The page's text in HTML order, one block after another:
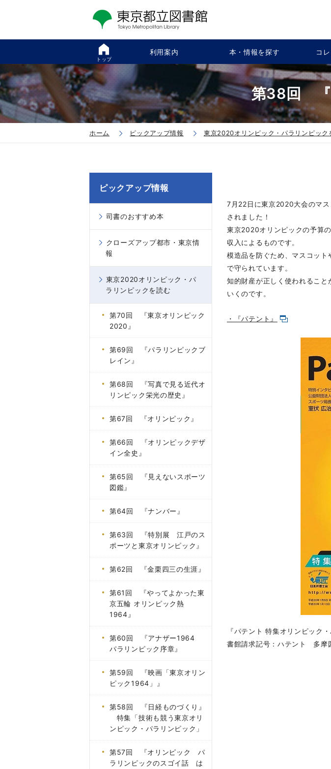
トップ
利用案内 本・情報を探す コ
第38回 『
ホーム ピックアップ情報 東京2020オリンピック・パラリンピック
7月22日に東京2020大会のマ
されました！
東京2020オリンピックの予算
収入によるものです。
模造品を防ぐため、マスコッ
で守られています。
知的財産が正しく使われること
いくのです。
・『パテント』
『パテント 特集オリンピック
書館請求記号：ハテント 多摩
ピックアップ情報
司書のおすすめ本
クローズアップ都市・東京情
報
東京2020オリンピック・パ
ラリンピックを読む
第70回 『東京オリンピック
2020』
第69回 『パラリンピックブ
レイン』
第68回 『写真で見る近代オ
リンピック栄光の歴史』
第67回 『オリンピック』
第66回 『オリンピックデザ
イン全史』
第65回 『見えないスポーツ
図鑑』
第64回 『ナンバー』
第63回 『特別展 江戸のス
ポーツと東京オリンピック』
第62回 『金栗四三の生涯』
第61回 『やってよかった東
京五輪 オリンピック熱
1964』
第60回 『アナザー1964
パラリンピック序章』
第59回 『映画「東京オリン
ピック1964」』
第58回 『日経ものづくり』
特集「技術も競う東京オリ
ンピック・パラリンピック」
第57回 『オリンピック パ
ラリンピックのスゴイ話 は